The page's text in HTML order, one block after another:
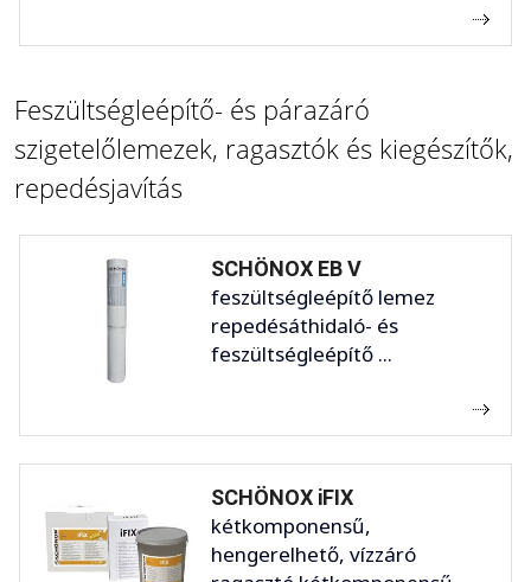
Feszültségleépítő- és párazáró
szigetelőlemezek, ragasztók és kiegészítők,
repedésjavítás
SCHÖNOX EB V
feszültségleépítő lemez
repedésáthidaló- és
feszültségleépítő ...
SCHÖNOX iFIX
kétkomponensű,
hengerelhető, vízzáró